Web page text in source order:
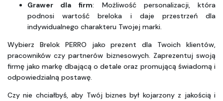
Grawer dla firm: Możliwość personalizacji, która
podnosi wartość breloka i daje przestrzeń dla
indywidualnego charakteru Twojej marki.
Wybierz Brelok PERRO jako prezent dla Twoich klientów,
pracowników czy partnerów biznesowych. Zaprezentuj swoją
firmę jako markę dbającą o detale oraz promującą świadomą i
odpowiedzialną postawę.
Czy nie chciałbyś, aby Twój biznes był kojarzony z jakością i